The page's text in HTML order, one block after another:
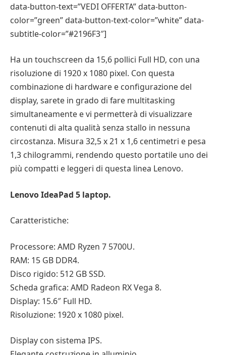
data-button-text=”VEDI OFFERTA” data-button-
color=”green” data-button-text-color=”white” data-
subtitle-color=”#2196F3″]
Ha un touchscreen da 15,6 pollici Full HD, con una
risoluzione di 1920 x 1080 pixel. Con questa
combinazione di hardware e configurazione del
display, sarete in grado di fare multitasking
simultaneamente e vi permetterà di visualizzare
contenuti di alta qualità senza stallo in nessuna
circostanza. Misura 32,5 x 21 x 1,6 centimetri e pesa
1,3 chilogrammi, rendendo questo portatile uno dei
più compatti e leggeri di questa linea Lenovo.
Lenovo IdeaPad 5 laptop.
Caratteristiche:
Processore: AMD Ryzen 7 5700U.
RAM: 15 GB DDR4.
Disco rigido: 512 GB SSD.
Scheda grafica: AMD Radeon RX Vega 8.
Display: 15.6″ Full HD.
Risoluzione: 1920 x 1080 pixel.
Display con sistema IPS.